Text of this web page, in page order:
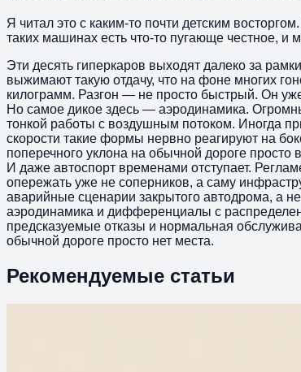
Я читал это с каким-то почти детским
таких машинах есть что-то пугающе честное, и
Эти десять гиперкаров выходят далеко за
выжимают такую отдачу, что на фоне многих
килограмм. Разгон — не просто быстрый. Он
Но самое дикое здесь — аэродинамика.
тонкой работы с воздушным потоком. Иногда
скорости такие формы нервно реагируют на
поперечного уклона на обычной дороге просто
И даже автоспорт временами отступает.
опережать уже не соперников, а саму
аварийные сценарии закрытого автодрома, а
аэродинамика и дифференциалы с
предсказуемые отказы и нормальная
обычной дороге просто нет места.
Рекомендуемые статьи